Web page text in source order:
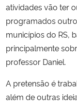
atividades vão ter
programados
municípios do RS,
principalmente
professor Daniel.
A pretensão é
além de outras